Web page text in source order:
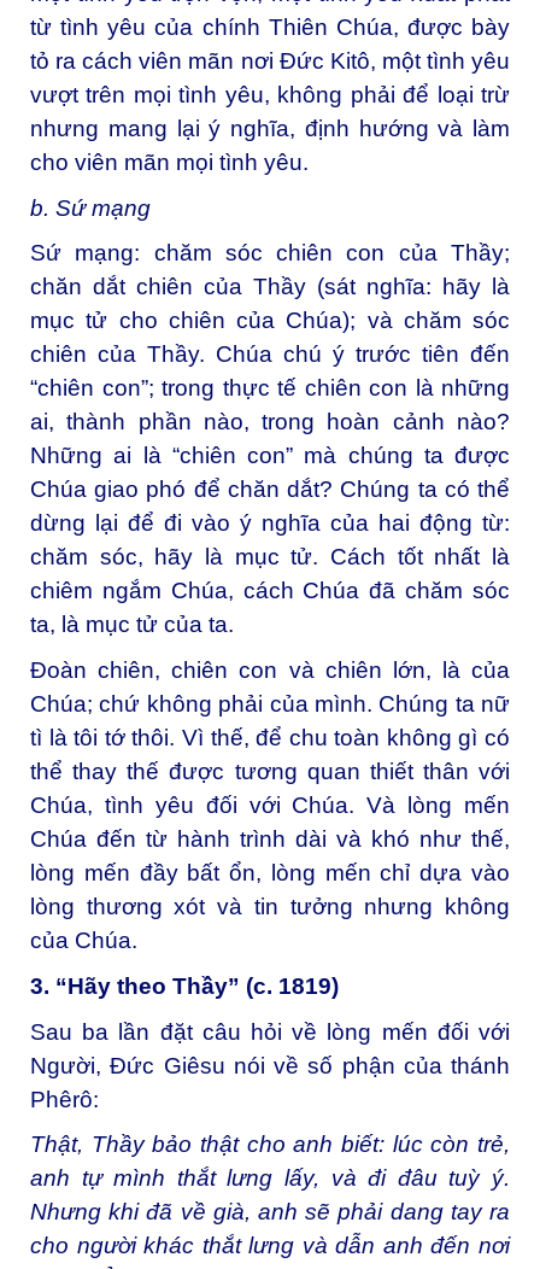
từ tình yêu của chính Thiên Chúa, được bày
tỏ ra cách viên mãn nơi Đức Kitô, một tình yêu
vượt trên mọi tình yêu, không phải để loại trừ
nhưng mang lại ý nghĩa, định hướng và làm
cho viên mãn mọi tình yêu.
b. Sứ mạng
Sứ mạng: chăm sóc chiên con của Thầy;
chăn dắt chiên của Thầy (sát nghĩa: hãy là
mục tử cho chiên của Chúa); và chăm sóc
chiên của Thầy. Chúa chú ý trước tiên đến
“chiên con”; trong thực tế chiên con là những
ai, thành phần nào, trong hoàn cảnh nào?
Những ai là “chiên con” mà chúng ta được
Chúa giao phó để chăn dắt? Chúng ta có thể
dừng lại để đi vào ý nghĩa của hai động từ:
chăm sóc, hãy là mục tử. Cách tốt nhất là
chiêm ngắm Chúa, cách Chúa đã chăm sóc
ta, là mục tử của ta.
Đoàn chiên, chiên con và chiên lớn, là của
Chúa; chứ không phải của mình. Chúng ta nữ
tì là tôi tớ thôi. Vì thế, để chu toàn không gì có
thể thay thế được tương quan thiết thân với
Chúa, tình yêu đối với Chúa. Và lòng mến
Chúa đến từ hành trình dài và khó như thế,
lòng mến đầy bất ổn, lòng mến chỉ dựa vào
lòng thương xót và tin tưởng nhưng không
của Chúa.
3. “Hãy theo Thầy” (c. 1819)
Sau ba lần đặt câu hỏi về lòng mến đối với
Người, Đức Giêsu nói về số phận của thánh
Phêrô:
Thật, Thầy bảo thật cho anh biết: lúc còn trẻ,
anh tự mình thắt lưng lấy, và đi đâu tuỳ ý.
Nhưng khi đã về già, anh sẽ phải dang tay ra
cho người khác thắt lưng và dẫn anh đến nơi